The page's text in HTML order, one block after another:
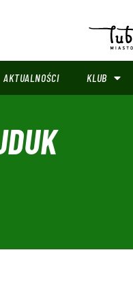
AKTUALNOŚCI KLUB